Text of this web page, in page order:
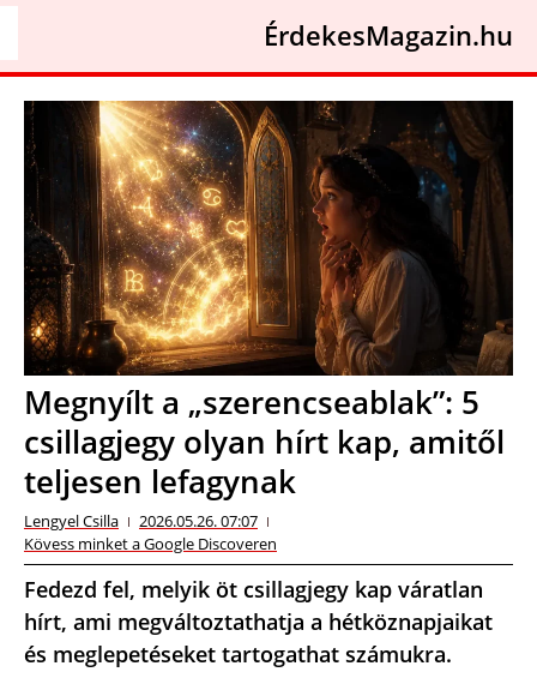
ÉrdekesMagazin.hu
Megnyílt a „szerencseablak”: 5
csillagjegy olyan hírt kap, amitől
teljesen lefagynak
Lengyel Csilla
2026.05.26. 07:07
Kövess minket a Google Discoveren
Fedezd fel, melyik öt csillagjegy kap váratlan
hírt, ami megváltoztathatja a hétköznapjaikat
és meglepetéseket tartogathat számukra.